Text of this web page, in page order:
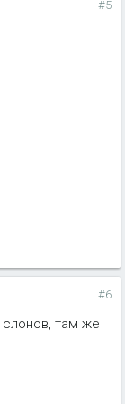
#5
#6
там же